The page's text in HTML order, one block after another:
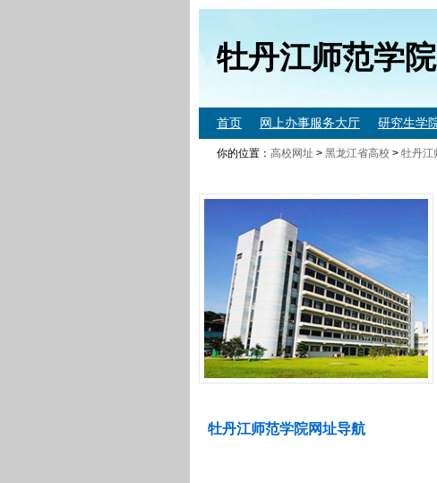
牡丹江师范学院
首页 网上办事服务大厅 研究生学
你的位置： 高校网址 > 黑龙江省高校 > 牡丹江
牡丹江师范学院网址导航